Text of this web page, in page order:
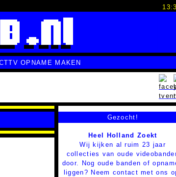
TV OPNAME MAKEN
Gezocht!
Heel Holland Zoekt
Wij kijken al ruim 23 jaar
collecties van oude
door. Nog oude banden of
liggen? Neem contact met ons